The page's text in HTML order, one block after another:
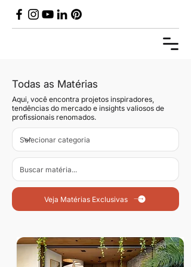
Todas as Matérias
Aqui, você encontra projetos inspiradores,
tendências do mercado e insights valiosos de
profissionais renomados.
Veja Matérias Exclusivas